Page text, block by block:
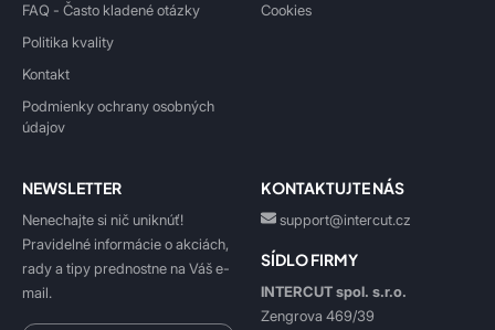
FAQ - Často kladené otázky
Politika kvality
Kontakt
Podmienky ochrany osobných
údajov
Cookies
NEWSLETTER
Nenechajte si nič uniknúť!
Pravidelné informácie o akciách,
rady a tipy prednostne na Váš e-
mail.
KONTAKTUJTE NÁS
support@intercut.cz
SÍDLO FIRMY
INTERCUT spol. s.r.o.
Zengrova 469/39